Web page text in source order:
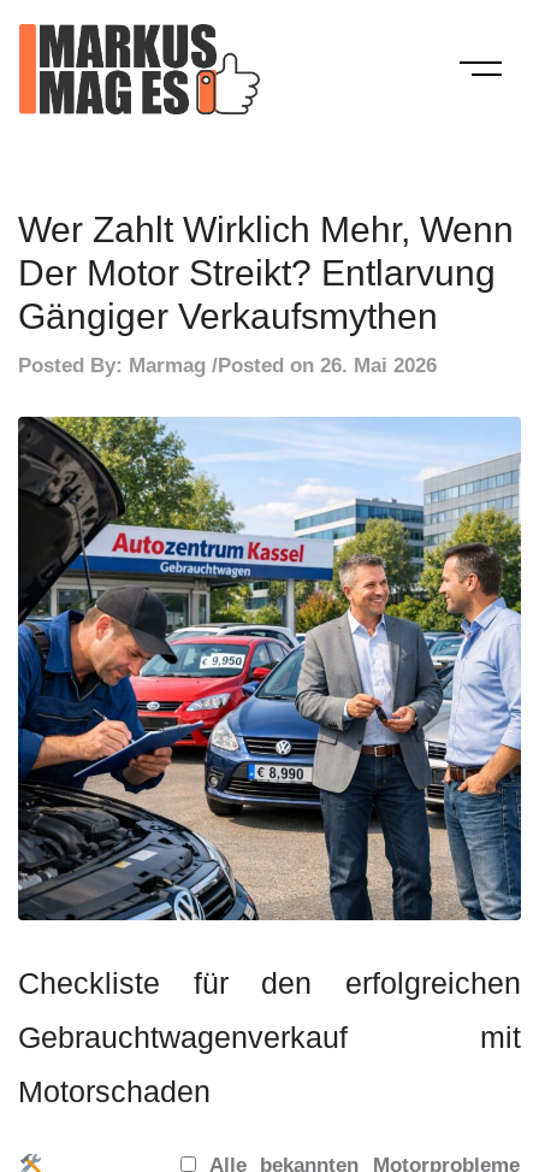
content
Wer Zahlt Wirklich Mehr, Wenn
Der Motor Streikt? Entlarvung
Gängiger Verkaufsmythen
Posted By: Marmag Posted on 26. Mai 2026
Checkliste für den erfolgreichen
Gebrauchtwagenverkauf mit
Motorschaden
Alle bekannten Motorprobleme